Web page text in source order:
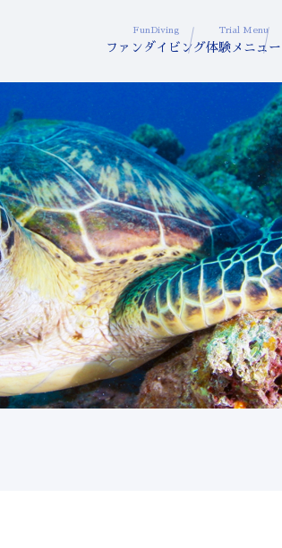
FunDiving
ファンダイビング
Trial Menu
体験メニュー